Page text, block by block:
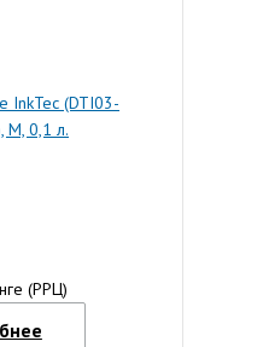
InkTec (DTI03-
M, 0,1 л.
(РРЦ)